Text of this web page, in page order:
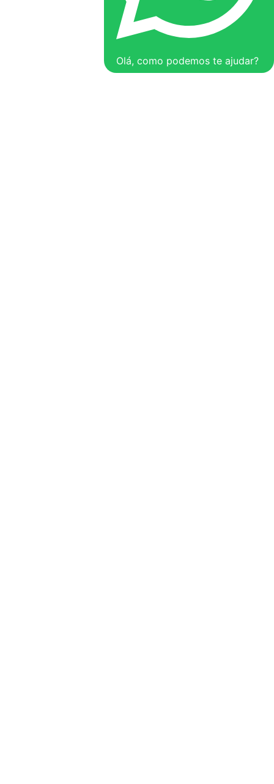
Olá, como podemos te ajudar?